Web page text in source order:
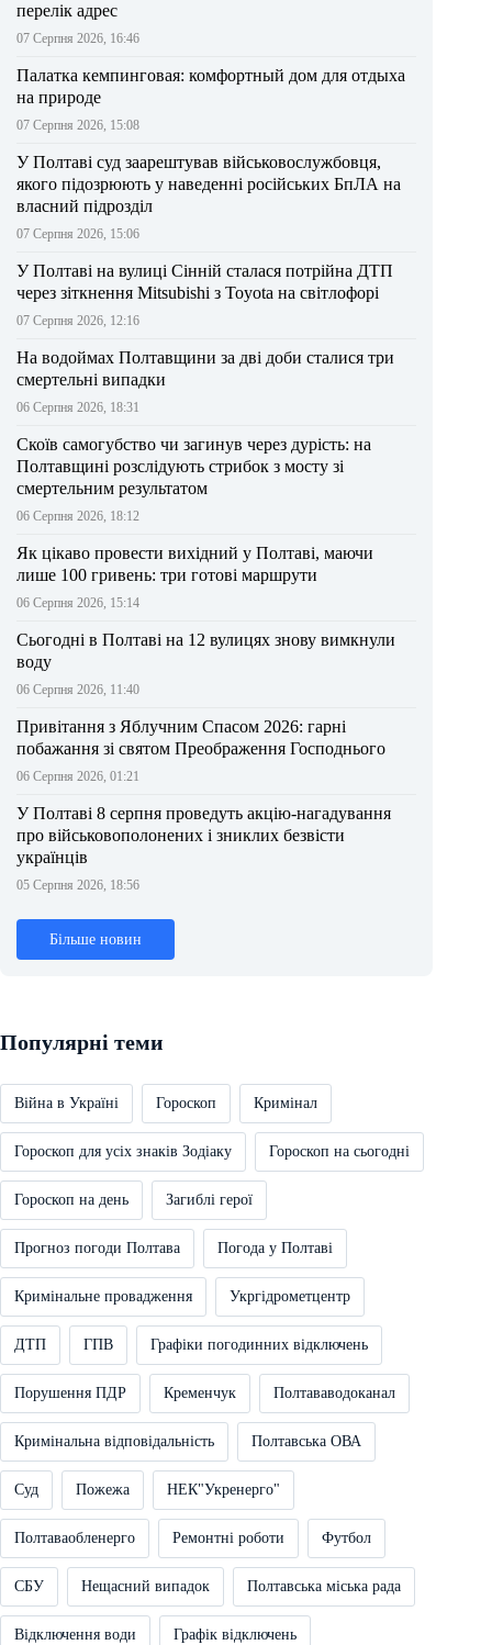
перелік адрес
07 Серпня 2026, 16:46
Палатка кемпинговая: комфортный дом для отдыха
на природе
07 Серпня 2026, 15:08
У Полтаві суд заарештував військовослужбовця,
якого підозрюють у наведенні російських БпЛА на
власний підрозділ
07 Серпня 2026, 15:06
У Полтаві на вулиці Сінній сталася потрійна ДТП
через зіткнення Mitsubishi з Toyota на світлофорі
07 Серпня 2026, 12:16
На водоймах Полтавщини за дві доби сталися три
смертельні випадки
06 Серпня 2026, 18:31
Скоїв самогубство чи загинув через дурість: на
Полтавщині розслідують стрибок з мосту зі
смертельним результатом
06 Серпня 2026, 18:12
Як цікаво провести вихідний у Полтаві, маючи
лише 100 гривень: три готові маршрути
06 Серпня 2026, 15:14
Сьогодні в Полтаві на 12 вулицях знову вимкнули
воду
06 Серпня 2026, 11:40
Привітання з Яблучним Спасом 2026: гарні
побажання зі святом Преображення Господнього
06 Серпня 2026, 01:21
У Полтаві 8 серпня проведуть акцію-нагадування
про військовополонених і зниклих безвісти
українців
05 Серпня 2026, 18:56
Більше новин
Популярні теми
Війна в Україні Гороскоп Кримінал
Гороскоп для усіх знаків Зодіаку Гороскоп на сьогодні
Гороскоп на день Загиблі герої
Прогноз погоди Полтава Погода у Полтаві
Кримінальне провадження Укргідрометцентр
ДТП ГПВ Графіки погодинних відключень
Порушення ПДР Кременчук Полтававодоканал
Кримінальна відповідальність Полтавська ОВА
Суд Пожежа НЕК"Укренерго"
Полтаваобленерго Ремонтні роботи Футбол
СБУ Нещасний випадок Полтавська міська рада
Відключення води Графік відключень